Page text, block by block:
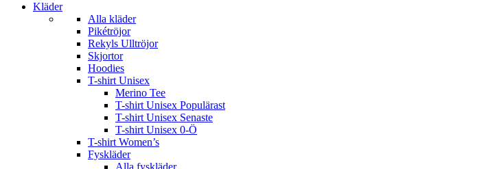
Kläder
Alla kläder
Pikétröjor
Rekyls Ulltröjor
Skjortor
Hoodies
T-shirt Unisex
Merino Tee
T-shirt Unisex Populärast
T-shirt Unisex Senaste
T-shirt Unisex 0-Ö
T-shirt Women’s
Fyskläder